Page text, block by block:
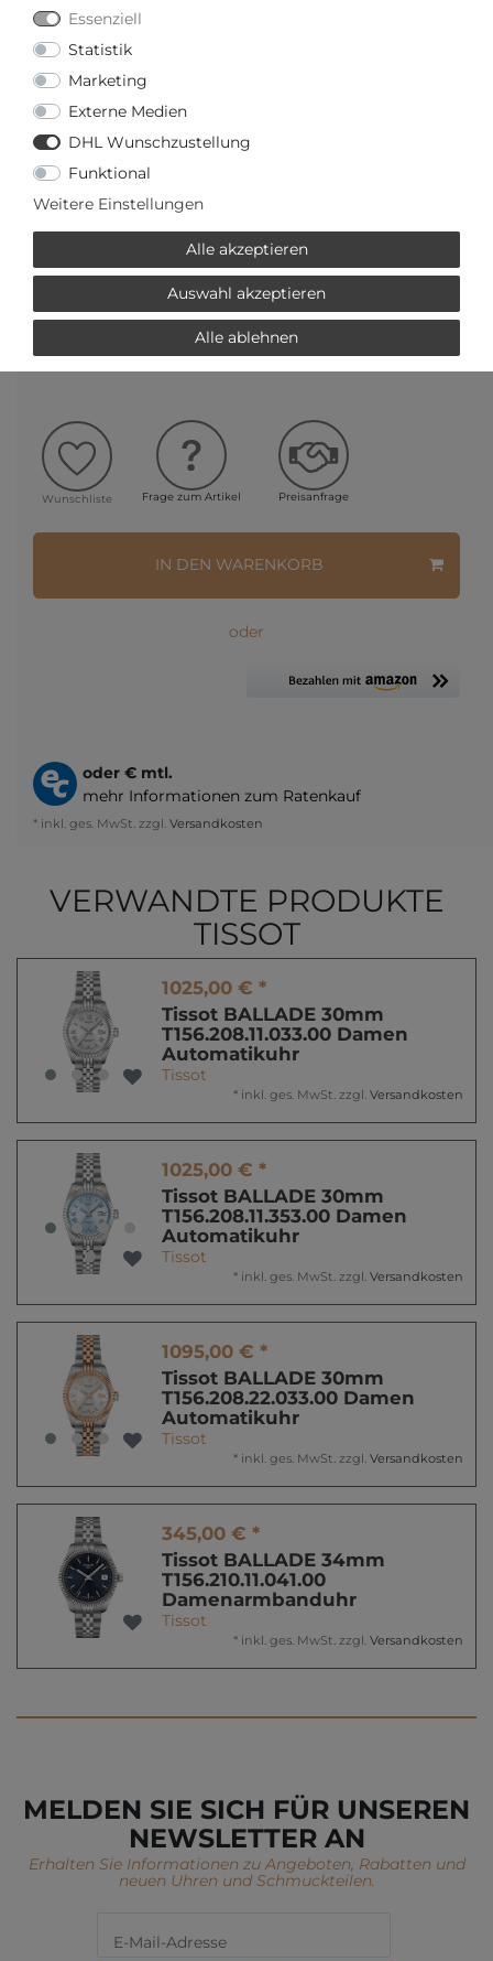
Versandfertig in 2-3 Werktagen
AUTORISIERTER HÄNDLER
SCHNELLE LIEFERZEIT
3% Skontobei Vorab Überweisung:
994,25 € *
Wunschliste Frage zum Artikel Preisanfrage
IN DEN WARENKORB
oder
oder € mtl.
mehr Informationen zum Ratenkauf
* inkl. ges. MwSt. zzgl. Versandkosten
VERWANDTE PRODUKTE
TISSOT
1025,00 € *
Tissot BALLADE 30mm
T156.208.11.033.00 Damen
Automatikuhr
Tissot
* inkl. ges. MwSt. zzgl. Versandkosten
1025,00 € *
Tissot BALLADE 30mm
T156.208.11.353.00 Damen
Automatikuhr
Tissot
* inkl. ges. MwSt. zzgl. Versandkosten
1095,00 € *
Tissot BALLADE 30mm
T156.208.22.033.00 Damen
Automatikuhr
Tissot
* inkl. ges. MwSt. zzgl. Versandkosten
345,00 € *
Tissot BALLADE 34mm
T156.210.11.041.00
Damenarmbanduhr
Tissot
* inkl. ges. MwSt. zzgl. Versandkosten
MELDEN SIE SICH FÜR UNSEREN
NEWSLETTER AN
Erhalten Sie Informationen zu Angeboten, Rabatten und
neuen Uhren und Schmuckteilen.
Essenziell
Statistik
Marketing
Externe Medien
DHL Wunschzustellung
Funktional
Weitere Einstellungen
Alle akzeptieren
Auswahl akzeptieren
Alle ablehnen